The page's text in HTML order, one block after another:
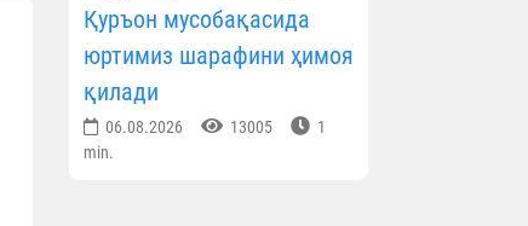
Қуръон мусобақасида
юртимиз шарафини ҳимоя
қилади
06.08.2026 13005
1
min.